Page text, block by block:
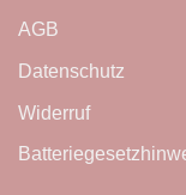
AGB
Datenschutz
Widerruf